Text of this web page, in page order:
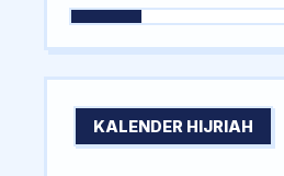
KALENDER HIJRIAH